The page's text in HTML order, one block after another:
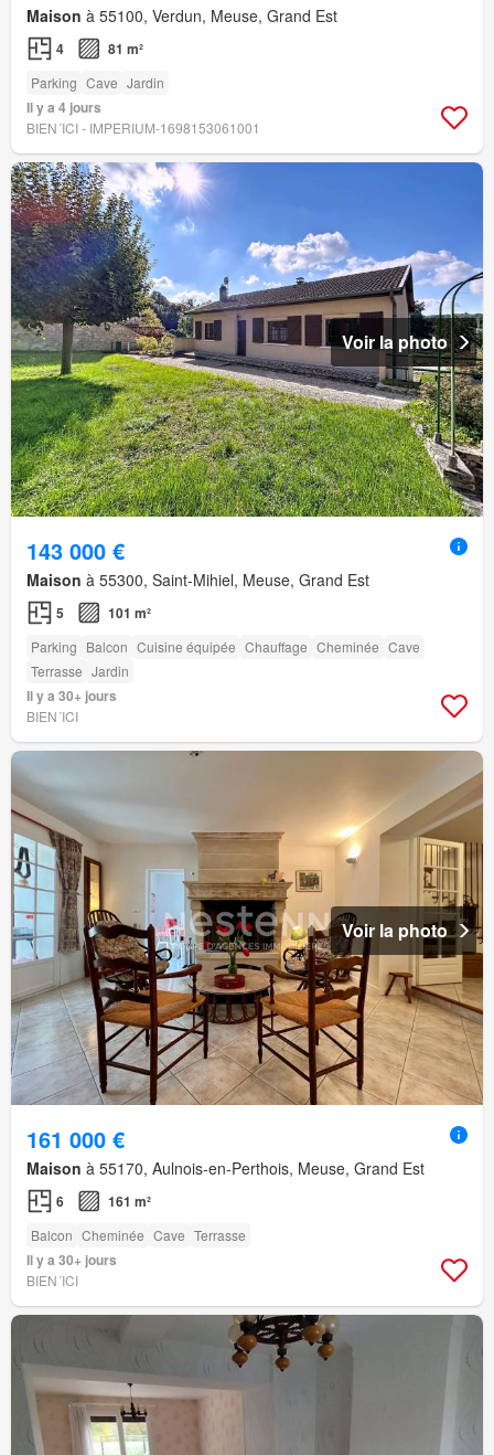
Maison à 55100, Verdun, Meuse, Grand Est
4 81 m²
Parking Cave Jardin
Il y a 4 jours
BIEN´ICI - IMPERIUM-1698153061001
Voir la photo
143 000 €
Maison à 55300, Saint-Mihiel, Meuse, Grand Est
5 101 m²
Parking Balcon Cuisine équipée Chauffage Cheminée Cave
Terrasse Jardin
Il y a 30+ jours
BIEN´ICI
Voir la photo
161 000 €
Maison à 55170, Aulnois-en-Perthois, Meuse, Grand Est
6 161 m²
Balcon Cheminée Cave Terrasse
Il y a 30+ jours
BIEN´ICI